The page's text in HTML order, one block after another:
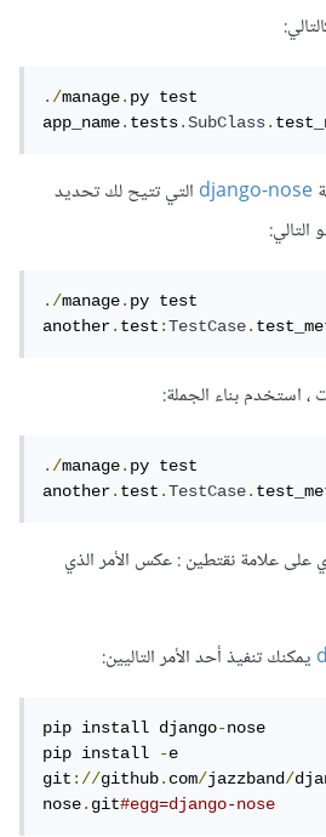
./manage.py test
app_name.tests.SubClass.
django-noseالتي تتيح لك تحديد
./manage.py test
another.test:TestCase.
استخدم بناء الجملة:
./manage.py test
another.test.TestCase.
على علامة نقتطين : عكس الأمر الذي
يمكنك تنفيذ أحد الأمر التاليين:
pip install django-nose
pip install -e
git://github.com/jazzband/
nose.git#egg=django-nose